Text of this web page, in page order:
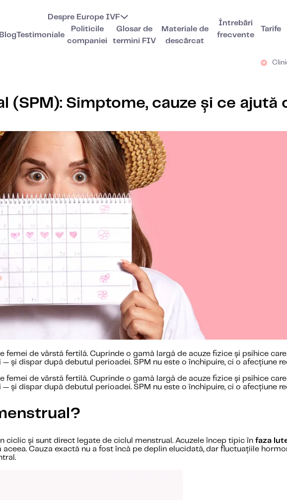
Despre Europe IVF
BlogTestimoniale
Politicile
companiei
Glosar de
termini FIV
Materiale de
descărcat
Întrebări
frecvente
Tarife
(SPM): Simptome, cauze și ce ajută
femei de vârstă fertilă. Cuprinde o gamă largă de acuze fizice și psihice
și dispar după debutul perioadei. SPM nu este o închipuire, ci o afecțiune
femei de vârstă fertilă. Cuprinde o gamă largă de acuze fizice și psihice
și dispar după debutul perioadei. SPM nu este o închipuire, ci o afecțiune
ciclic și sunt direct legate de ciclul menstrual. Acuzele încep tipic în faza
Cauza exactă nu a fost încă pe deplin elucidată, dar fluctuațiile